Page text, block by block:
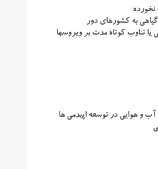
به کشور‌های دور
تناوب کوتاه مدت بر ویروسها
و هوایی در توسعه اپیدمی‌ ها